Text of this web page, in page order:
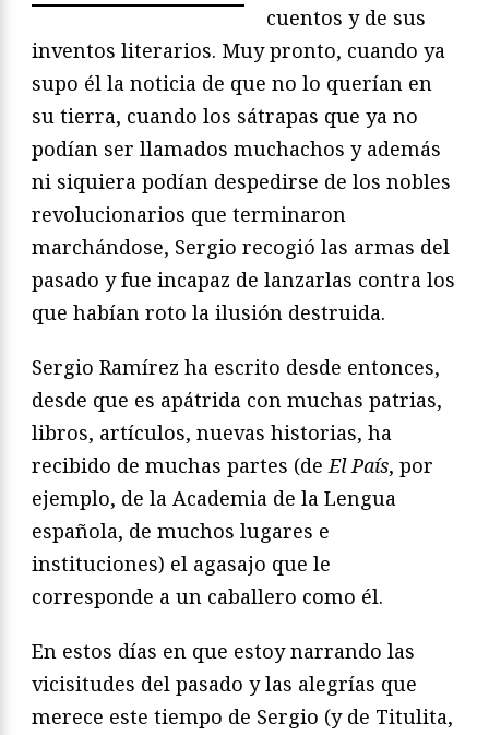
cuentos y de sus
inventos literarios. Muy pronto, cuando ya
supo él la noticia de que no lo querían en
su tierra, cuando los sátrapas que ya no
podían ser llamados muchachos y además
ni siquiera podían despedirse de los nobles
revolucionarios que terminaron
marchándose, Sergio recogió las armas del
pasado y fue incapaz de lanzarlas contra los
que habían roto la ilusión destruida.
Sergio Ramírez ha escrito desde entonces,
desde que es apátrida con muchas patrias,
libros, artículos, nuevas historias, ha
recibido de muchas partes (deEl País, por
ejemplo, de la Academia de la Lengua
española, de muchos lugares e
instituciones) el agasajo que le
corresponde a un caballero como él.
En estos días en que estoy narrando las
vicisitudes del pasado y las alegrías que
merece este tiempo de Sergio (y de Titulita,